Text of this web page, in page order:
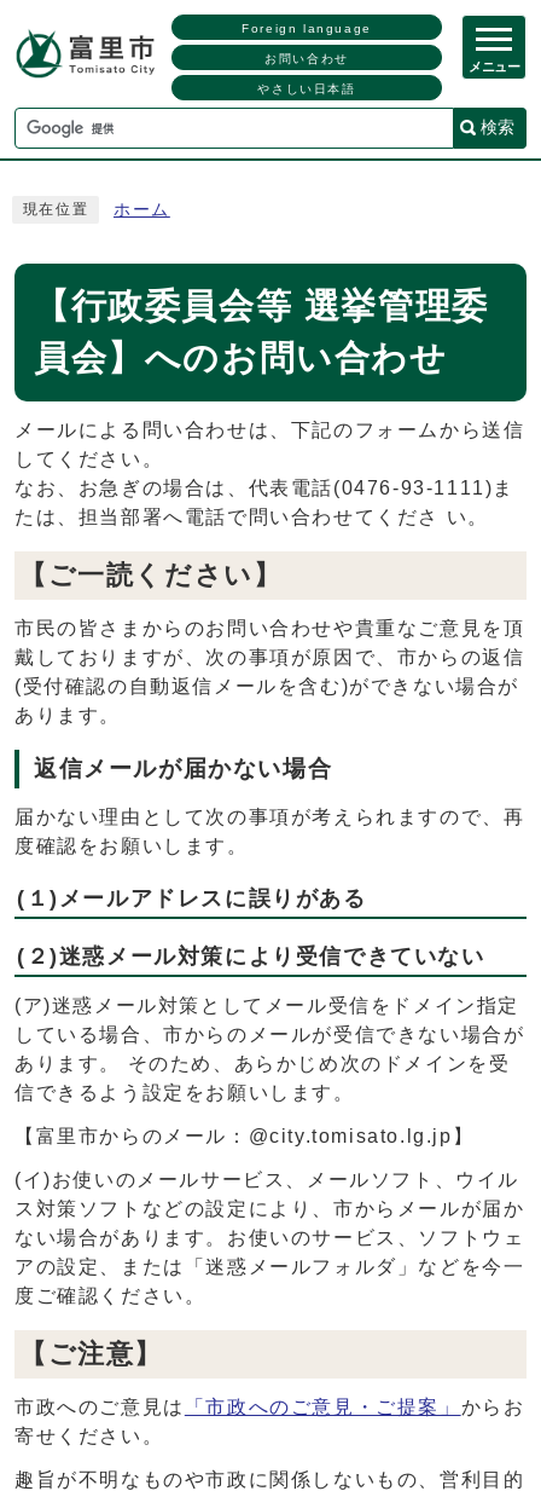
Foreign language
お問い合わせ
やさしい日本語
検索
メニュー
現在位置 ホーム
【行政委員会等 選挙管理委
員会】へのお問い合わせ
メールによる問い合わせは、下記のフォームから送信
してください。
なお、お急ぎの場合は、代表電話(0476-93-1111)ま
たは、担当部署へ電話で問い合わせてくださ い。
【ご一読ください】
市民の皆さまからのお問い合わせや貴重なご意見を頂
戴しておりますが、次の事項が原因で、市からの返信
(受付確認の自動返信メールを含む)ができない場合が
あります。
返信メールが届かない場合
届かない理由として次の事項が考えられますので、再
度確認をお願いします。
(１)メールアドレスに誤りがある
(２)迷惑メール対策により受信できていない
(ア)迷惑メール対策としてメール受信をドメイン指定
している場合、市からのメールが受信できない場合が
あります。 そのため、あらかじめ次のドメインを受
信できるよう設定をお願いします。
【富里市からのメール：@city.tomisato.lg.jp】
(イ)お使いのメールサービス、メールソフト、ウイル
ス対策ソフトなどの設定により、市からメールが届か
ない場合があります。お使いのサービス、ソフトウェ
アの設定、または「迷惑メールフォルダ」などを今一
度ご確認ください。
【ご注意】
市政へのご意見は 「市政へのご意見・ご提案」 からお
寄せください。
趣旨が不明なものや市政に関係しないもの、営利目的